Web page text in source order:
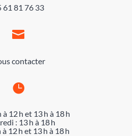
61 81 76 33

contacter

à 12 h et 13 h à 18 h
: 13 h à 18 h
à 12 h et 13 h à 18 h